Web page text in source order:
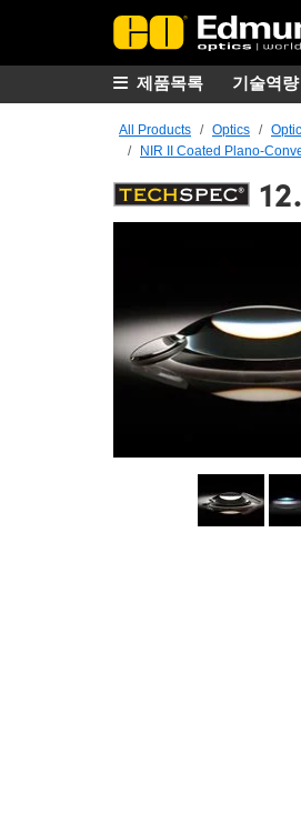
기술역량
제품목록
All Products Optics
NIR II Coated Plano-